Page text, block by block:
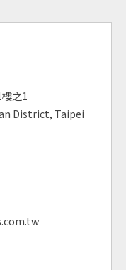
之1
District, Taipei